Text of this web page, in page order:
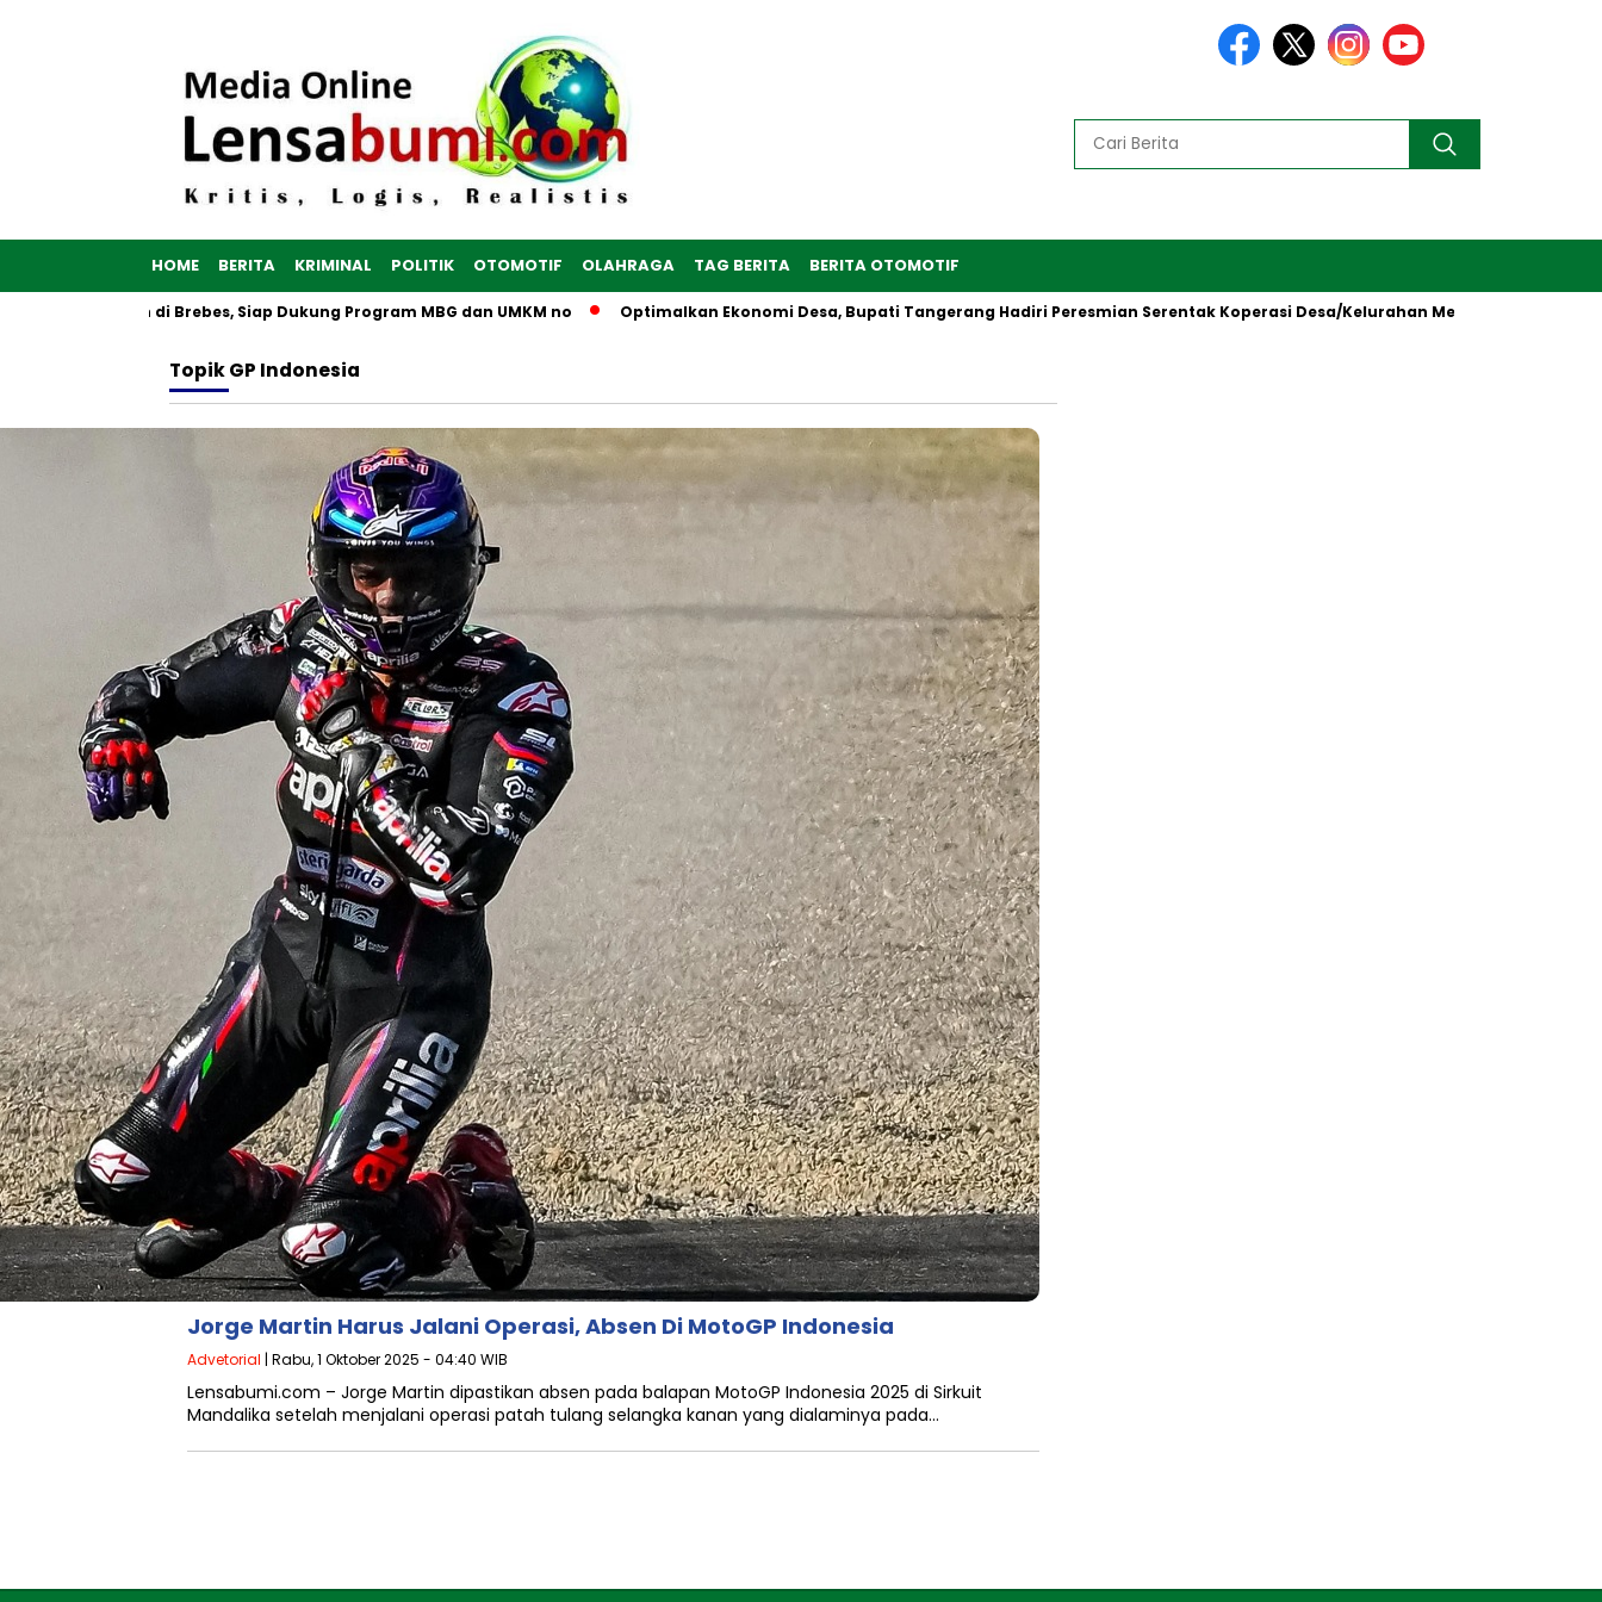
HOME BERITA KRIMINAL POLITIK OTOMOTIF OLAHRAGA TAG BERITA BERITA OTOMOTIF
Dibangun di Brebes, Siap Dukung Program MBG dan UMKM no Optimalkan Ekonomi Desa, Bupati Tangerang Hadiri Peresmian Serentak Koperasi Desa/Kelurahan Merah Putih oleh
TopikGP Indonesia
Jorge Martin Harus Jalani Operasi, Absen Di MotoGP Indonesia
Advetorial | Rabu, 1 Oktober 2025 - 04:40 WIB
Lensabumi.com – Jorge Martin dipastikan absen pada balapan MotoGP Indonesia 2025 di Sirkuit
Mandalika setelah menjalani operasi patah tulang selangka kanan yang dialaminya pada…